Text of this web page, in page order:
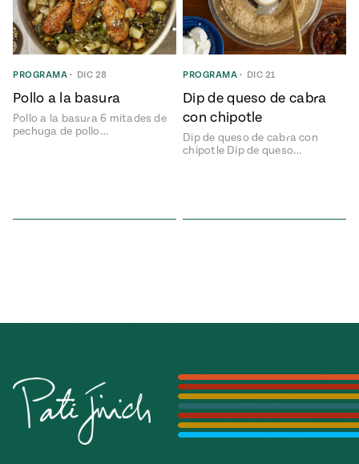
PROGRAMA • DIC 28
Pollo a la basura
Pollo a la basura 6 mitades de
pechuga de pollo…
PROGRAMA • DIC 21
Dip de queso de cabra
con chipotle
Dip de queso de cabra con
chipotle Dip de queso…